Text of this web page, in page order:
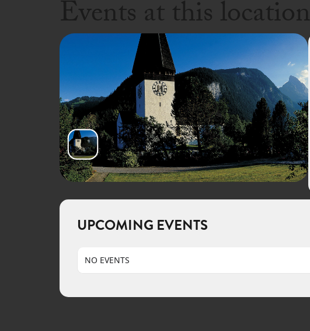
Events at this location
UPCOMING EVENTS
NO EVENTS